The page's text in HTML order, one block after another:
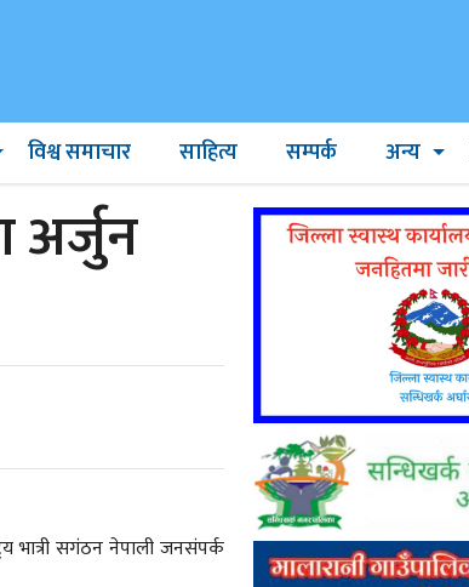
विश्व समाचार साहित्य सम्पर्क अन्य
अर्जुन
भात्री सगंठन नेपाली जनसंपर्क